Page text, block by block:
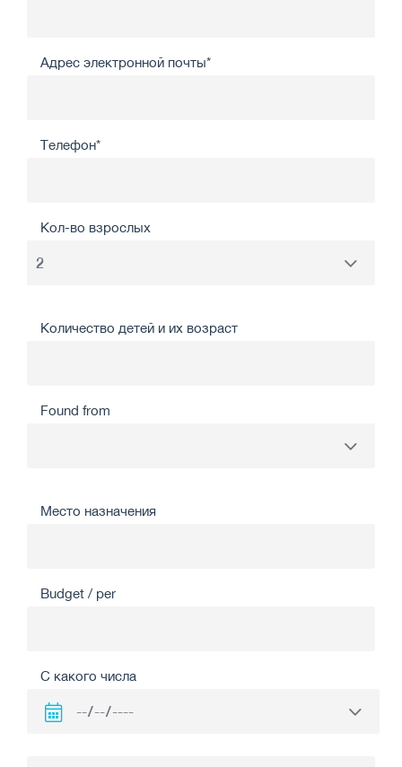
Адрес электронной почты*
Телефон*
Кол-во взрослых
Количество детей и их возраст
Found from
Место назначения
Budget / per
С какого числа